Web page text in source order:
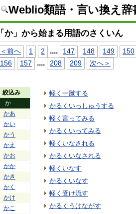
Weblio類語・言い換え
「か」から始まる用語のさくいん
＜前へ 1 2 .... 147 148 149
150
156
157 .... 208 209 次へ＞
絞込み
か
かあ
かい
かう
かえ
かお
かか
かき
かく
かけ
かこ
軽く一蹴する
かるくいっしゅうする
軽く言ってみる
かるくいってみる
軽くいなされる
かるくいなされる
軽くいなす
かるくいなす
軽く受け流す
かるくうけながす